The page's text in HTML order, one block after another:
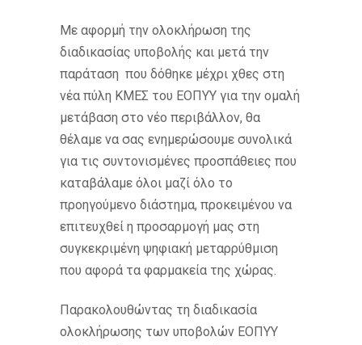
Με αφορμή την ολοκλήρωση της
διαδικασίας υποβολής και μετά την
παράταση που δόθηκε μέχρι χθες στη
νέα πύλη ΚΜΕΣ του ΕΟΠΥΥ για την ομαλή
μετάβαση στο νέο περιβάλλον, θα
θέλαμε να σας ενημερώσουμε συνολικά
για τις συντονισμένες προσπάθειες που
καταβάλαμε όλοι μαζί όλο το
προηγούμενο διάστημα, προκειμένου να
επιτευχθεί η προσαρμογή μας στη
συγκεκριμένη ψηφιακή μεταρρύθμιση
που αφορά τα φαρμακεία της χώρας.
Παρακολουθώντας τη διαδικασία
ολοκλήρωσης των υποβολών ΕΟΠΥΥ